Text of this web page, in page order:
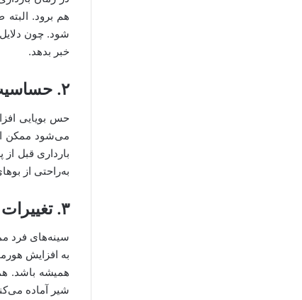
هم برود.
شود. چون
خبر بدهد.
۲. حساسیت به بو
حس بویایی
می‌شود ممکن
بارداری قبل
به‌راحتی از
۳. تغییرات در ظاهر سینه
سینه‌های فرد
به افزایش
همیشه باشد.
شیر آماده